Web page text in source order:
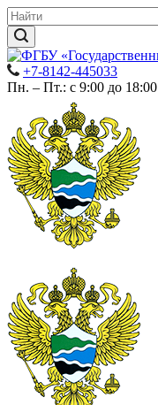
+7-8142-445033
Пн. – Пт.: с 9:00 до 18:00